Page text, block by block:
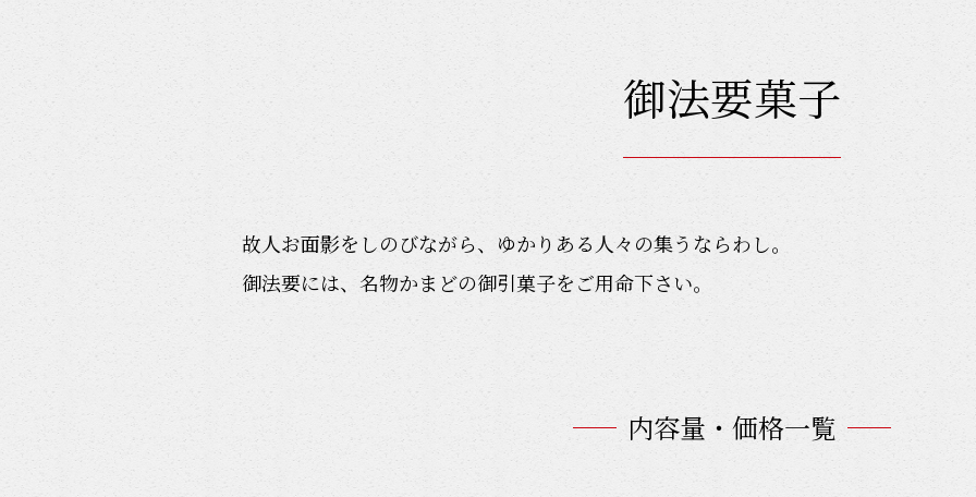
御法要菓子
故人お面影をしのびながら、ゆかりある人々の集うならわし。
御法要には、名物かまどの御引菓子をご用命下さい。
内容量・価格一覧